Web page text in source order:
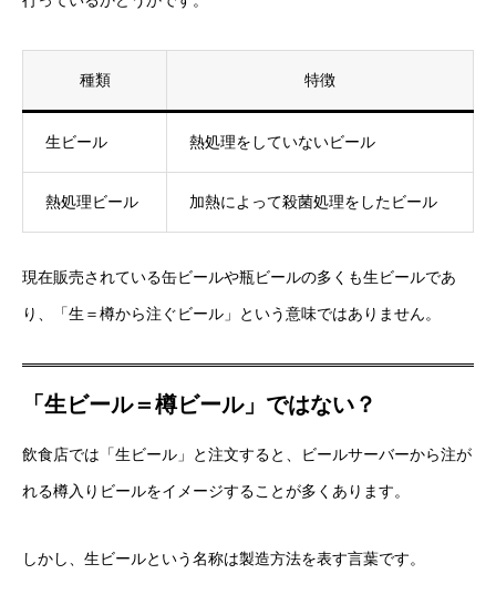
種類 特徴
生ビール 熱処理をしていないビール
熱処理ビール 加熱によって殺菌処理をしたビール
現在販売されている缶ビールや瓶ビールの多くも生ビールであ
り、「生＝樽から注ぐビール」という意味ではありません。
「生ビール＝樽ビール」ではない？
飲食店では「生ビール」と注文すると、ビールサーバーから注が
れる樽入りビールをイメージすることが多くあります。
しかし、生ビールという名称は製造方法を表す言葉です。